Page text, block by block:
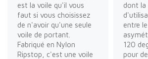
est la voile qu'il vous
faut si vous choisissez
de n'avoir qu'une seule
voile de portant.
Fabriqué en Nylon
Ripstop, c'est une voile
dont la
entre
120
pour